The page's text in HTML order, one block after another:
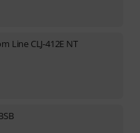
Line CLJ-412E NT